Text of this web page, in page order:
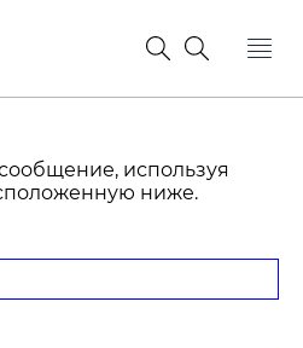
используя
ниже.